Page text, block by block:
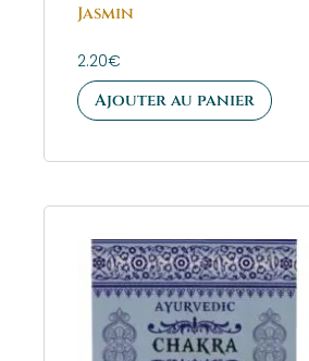
Jasmin
2.20€
Ajouter au panier